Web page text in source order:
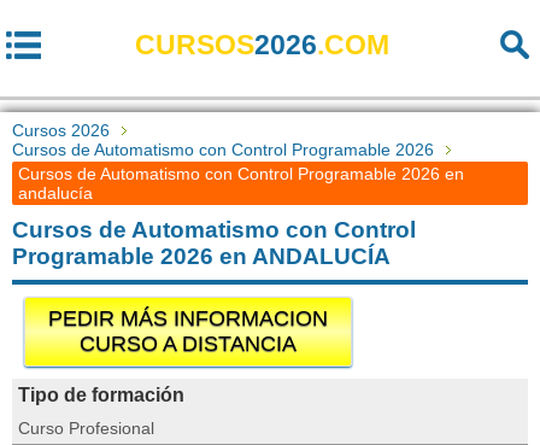
CURSOS2026.COM
Cursos 2026
Cursos de Automatismo con Control Programable 2026
Cursos de Automatismo con Control Programable 2026 en
andalucía
Cursos de Automatismo con Control
Programable 2026 en ANDALUCÍA
PEDIR MÁS INFORMACION
CURSO A DISTANCIA
Tipo de formación
Curso Profesional